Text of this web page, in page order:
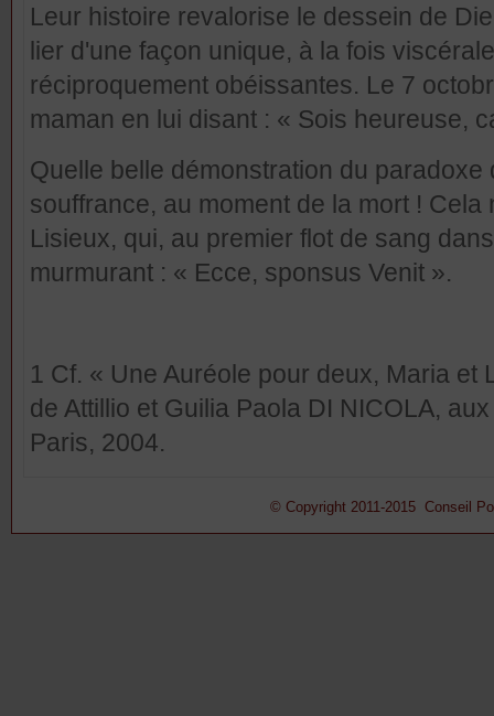
Leur histoire revalorise le dessein de
lier d'une façon unique, à la fois
réciproquement obéissantes. Le 7
maman en lui disant : « Sois heureuse,
Quelle belle démonstration du paradoxe
souffrance, au moment de la mort !
Lisieux, qui, au premier flot de sang
murmurant : « Ecce, sponsus Venit ».
1 Cf. « Une Auréole pour deux, Maria et
de Attillio et Guilia Paola DI NICOLA,
Paris, 2004.
© Copyright 2011-2015 Conseil